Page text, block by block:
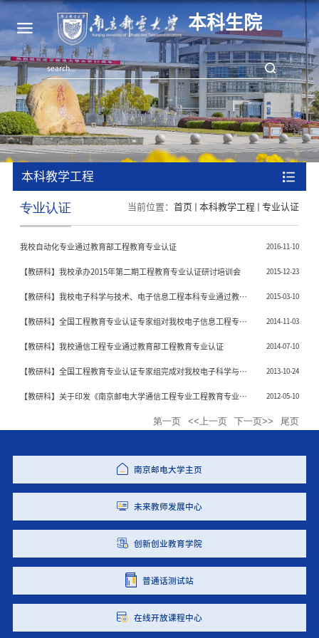
本科生院
本科教学工程
当前位置：首页 本科教学工程 专业认证
专业认证
我校自动化专业通过教育部工程教育专业认证 2016-11-10
【教研科】我校承办2015年第二期工程教育专业认证研讨培训会 2015-12-23
【教研科】我校电子科学与技术、电子信息工程本科专业通过教育 2015-03-10
【教研科】全国工程教育专业认证专家组对我校电子信息工程专业 2014-11-03
【教研科】我校通信工程专业通过教育部工程教育专业认证 2014-07-10
【教研科】全国工程教育专业认证专家组完成对我校电子科学与技 2013-10-24
【教研科】关于印发《南京邮电大学通信工程专业工程教育专业认 2012-05-10
第一页 <<上一页 下一页>> 尾页
南京邮电大学主页
未来教师发展中心
创新创业教育学院
普通话测试站
在线开放课程中心